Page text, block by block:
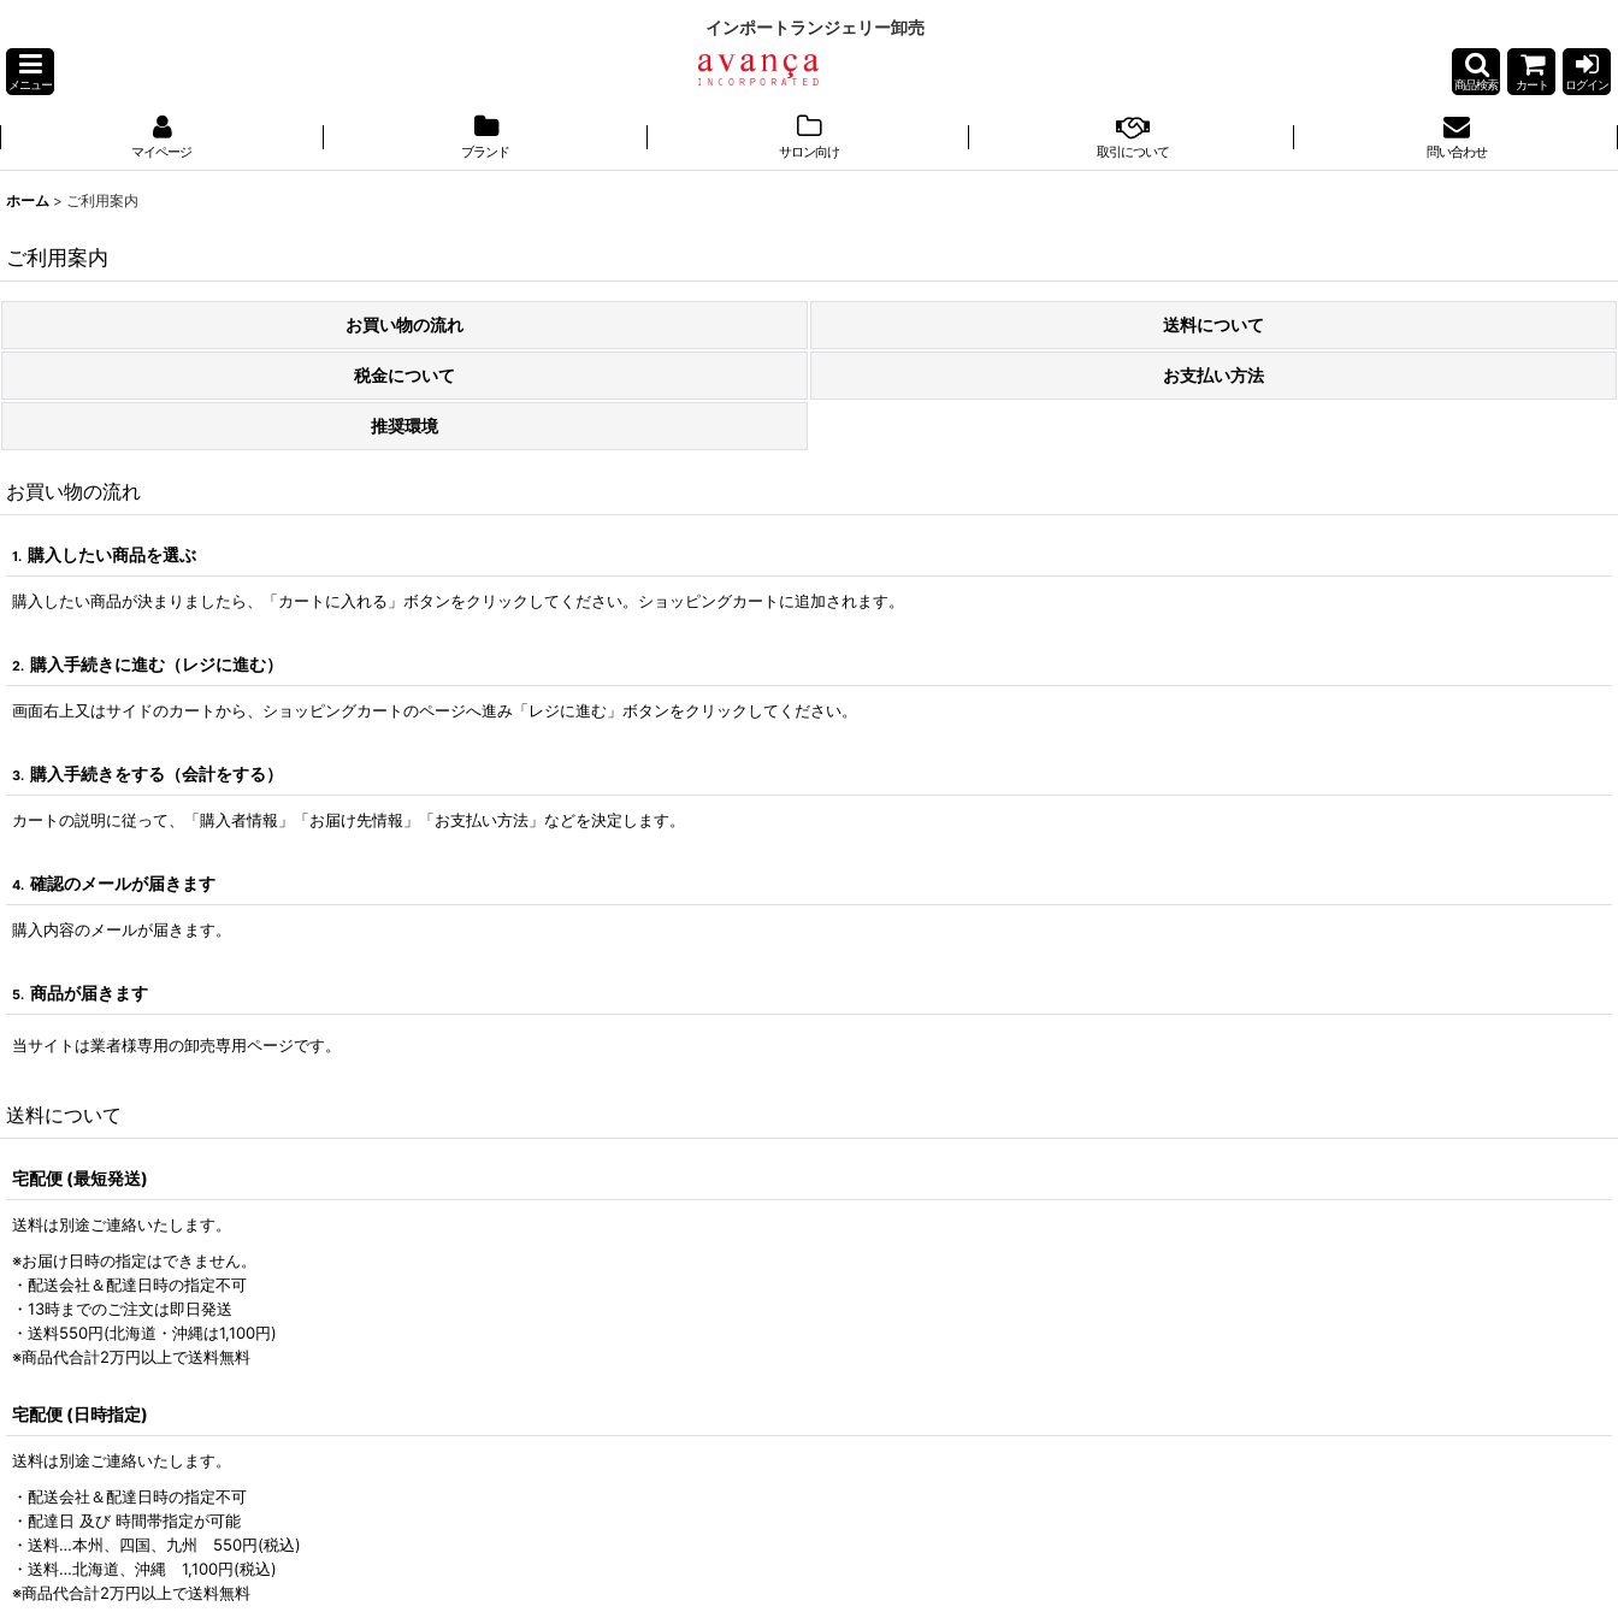
インポートランジェリー卸売
メニュー 商品検索 カート ログイン
マイページ ブランド サロン向け 取引について 問い合わせ
ホーム > ご利用案内
ご利用案内
お買い物の流れ 送料について
税金について お支払い方法
推奨環境
お買い物の流れ
1. 購入したい商品を選ぶ
購入したい商品が決まりましたら、「カートに入れる」ボタンをクリックしてください。ショッピングカートに追加されます。
2. 購入手続きに進む（レジに進む）
画面右上又はサイドのカートから、ショッピングカートのページへ進み「レジに進む」ボタンをクリックしてください。
3. 購入手続きをする（会計をする）
カートの説明に従って、「購入者情報」「お届け先情報」「お支払い方法」などを決定します。
4. 確認のメールが届きます
購入内容のメールが届きます。
5. 商品が届きます
当サイトは業者様専用の卸売専用ページです。
送料について
宅配便 (最短発送)
送料は別途ご連絡いたします。
※お届け日時の指定はできません。
・配送会社＆配達日時の指定不可
・13時までのご注文は即日発送
・送料550円(北海道・沖縄は1,100円)
※商品代合計2万円以上で送料無料
宅配便 (日時指定)
送料は別途ご連絡いたします。
・配送会社＆配達日時の指定不可
・配達日 及び 時間帯指定が可能
・送料…本州、四国、九州 550円(税込)
・送料…北海道、沖縄 1,100円(税込)
※商品代合計2万円以上で送料無料